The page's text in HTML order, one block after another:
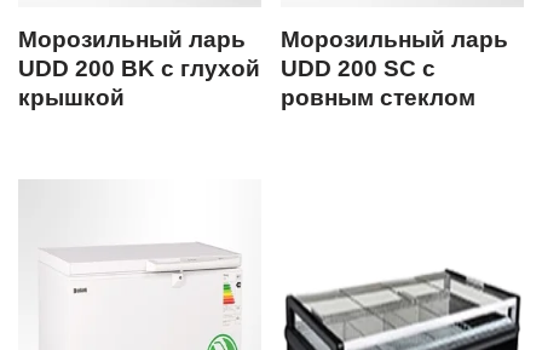
Морозильный ларь
UDD 200 BK с глухой
крышкой
Морозильный ларь
UDD 200 SC с
ровным стеклом